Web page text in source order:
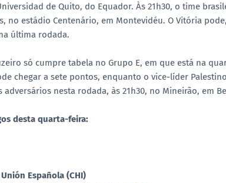
de Quito, do Equador. Às 21h30, o time
no estádio Centenário, em Montevidéu. O Vitória
última rodada.
só cumpre tabela no Grupo E, em que está na
chegar a sete pontos, enquanto o vice-líder
adversários nesta rodada, às 21h30, no Mineirão, em
desta quarta-feira:
Española (CHI)